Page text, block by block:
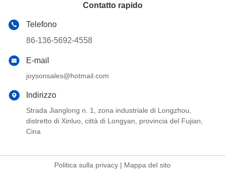
Contatto rapido
Telefono
86-136-5692-4558
E-mail
joysonsales@hotmail.com
Indirizzo
Strada Jianglong n. 1, zona industriale di Longzhou,
distretto di Xinluo, città di Longyan, provincia del Fujian,
Cina
Politica sulla privacy | Mappa del sito